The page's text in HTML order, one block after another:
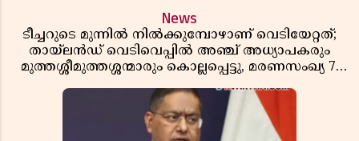
News
ടീച്ചറുടെ മുന്നിൽ നിൽക്കുമ്പോഴാണ് വെടിയേറ്റത്;
തായ്‌ലൻഡ് വെടിവെപ്പിൽ അഞ്ച് അധ്യാപകരും
മുത്തശ്ശീമുത്തശ്ശന്മാരും കൊല്ലപ്പെട്ടു, മരണസംഖ്യ 7;